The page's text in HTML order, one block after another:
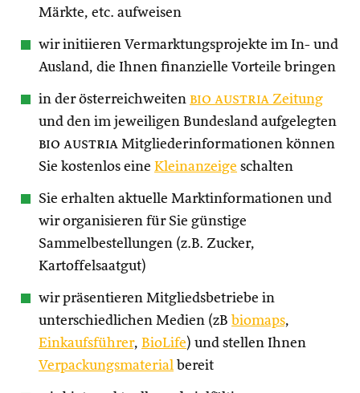
Märkte, etc. aufweisen
wir initiieren Vermarktungsprojekte im In- und
Ausland, die Ihnen finanzielle Vorteile bringen
in der österreichweiten bio austria Zeitung
und den im jeweiligen Bundesland aufgelegten
bio austria Mitgliederinformationen können
Sie kostenlos eine Kleinanzeige schalten
Sie erhalten aktuelle Marktinformationen und
wir organisieren für Sie günstige
Sammelbestellungen (z.B. Zucker,
Kartoffelsaatgut)
wir präsentieren Mitgliedsbetriebe in
unterschiedlichen Medien (zB biomaps,
Einkaufsführer, BioLife) und stellen Ihnen
Verpackungsmaterial bereit